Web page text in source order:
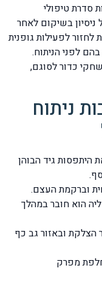
סדרת טיפולי
ניסיון בשיקום לאחר
לחזור לפעילות גופנית
לפני הניתוח.
כדור לסוגם,
ניתוח
היתפסות גיד הבוהן
וברקמת העצם.
הוא חובר במהלך
ובאזור גב כף
מפרק